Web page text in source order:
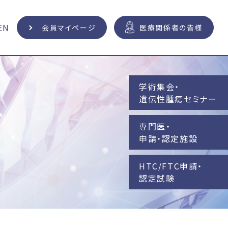
会員マイページ 医療関係者の皆様
学術集会・
遺伝性腫瘍セミナー
専門医・
申請・認定施設
HTC/FTC申請・
認定試験